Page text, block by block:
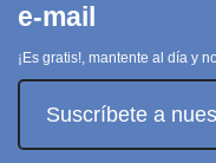
e-mail
¡Es gratis!, mantente al día y
Suscríbete a